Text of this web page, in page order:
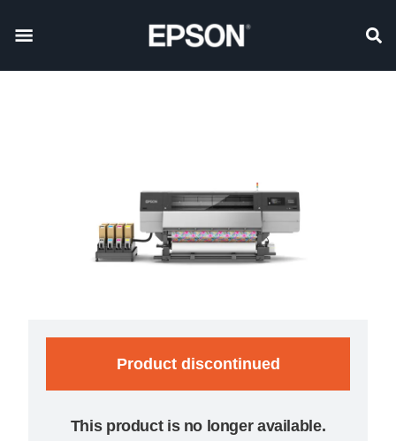
Product discontinued
This product is no longer available.